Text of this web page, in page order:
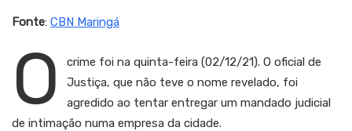
Fonte: CBN Maringá
O
crime foi na quinta-feira (02/12/21). O oficial de
Justiça, que não teve o nome revelado, foi
agredido ao tentar entregar um mandado judicial
de intimação numa empresa da cidade.